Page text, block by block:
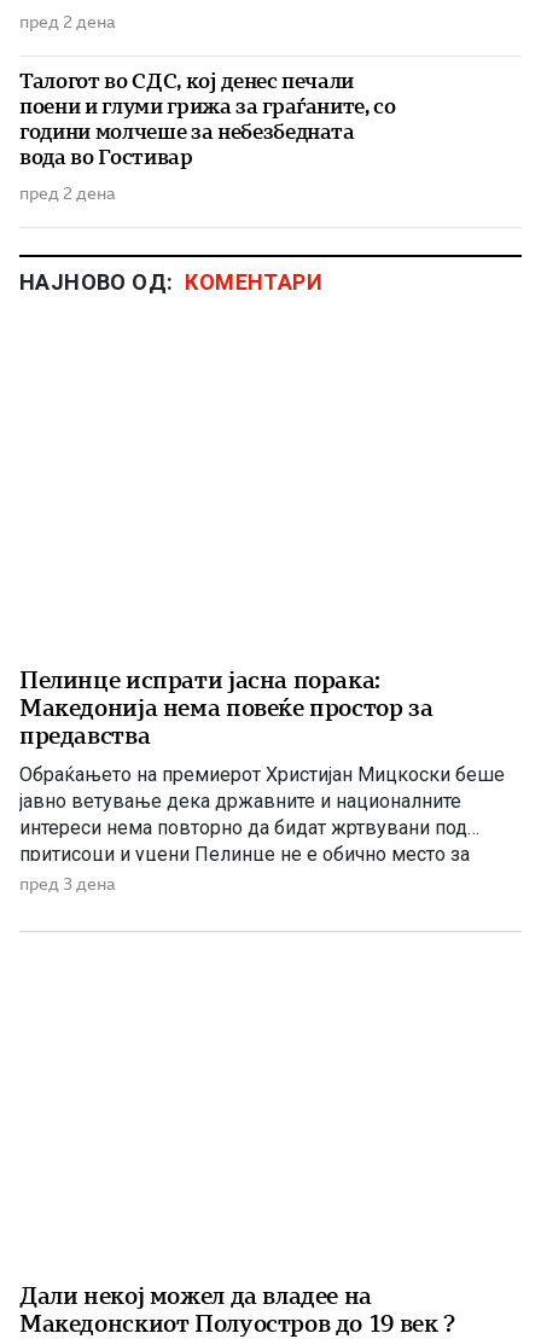
пред 2 дена
Талогот во СДС, кој денес печали
поени и глуми грижа за граѓаните, со
години молчеше за небезбедната
вода во Гостивар
пред 2 дена
НАЈНОВО ОД: КОМЕНТАРИ
Пелинце испрати јасна порака:
Македонија нема повеќе простор за
предавства
Обраќањето на премиерот Христијан Мицкоски беше
јавно ветување дека државните и националните
интереси нема повторно да бидат жртвувани под
притисоци и уцени Пелинце не е обично место за
политички говори. Таму секој збор има поголема
државотворната мисла на македонскиот народ. Затоа
пред 3 дена
Дали некој можел да владее на
Македонскиот Полуостров до 19 век ?